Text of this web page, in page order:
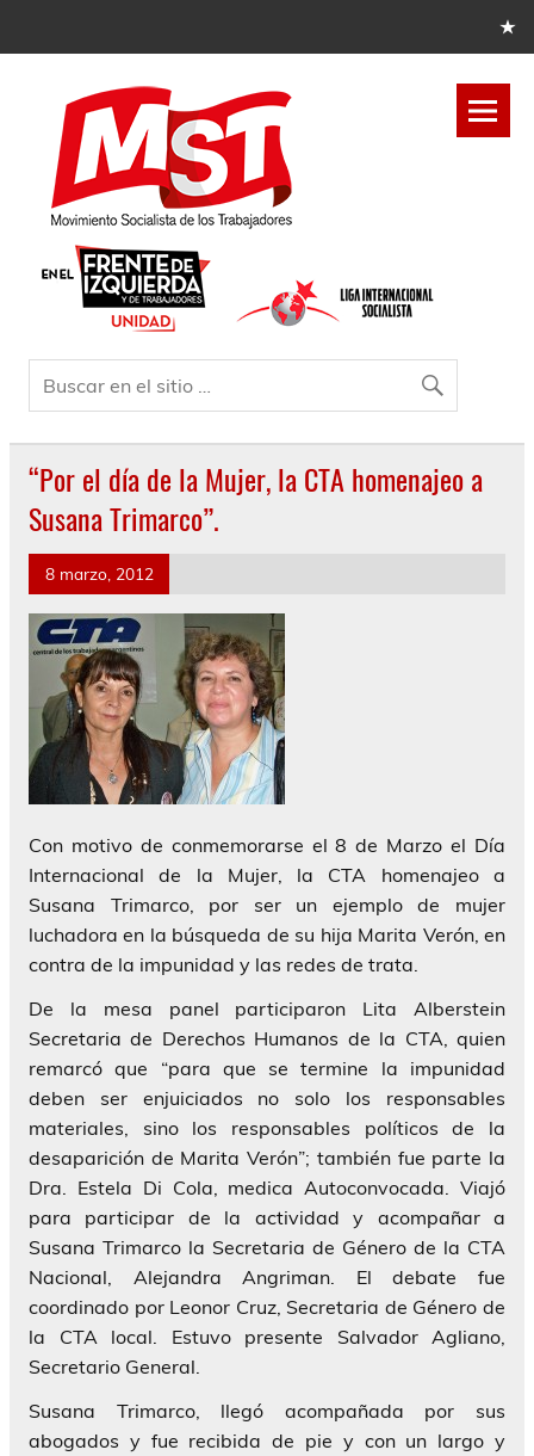
“Por el día de la Mujer, la CTA homenajeo a
Susana Trimarco”.
8 marzo, 2012
Con motivo de conmemorarse el 8 de Marzo el Día
Internacional de la Mujer, la CTA homenajeo a
Susana Trimarco, por ser un ejemplo de mujer
luchadora en la búsqueda de su hija Marita Verón, en
contra de la impunidad y las redes de trata.
De la mesa panel participaron Lita Alberstein
Secretaria de Derechos Humanos de la CTA, quien
remarcó que “para que se termine la impunidad
deben ser enjuiciados no solo los responsables
materiales, sino los responsables políticos de la
desaparición de Marita Verón”; también fue parte la
Dra. Estela Di Cola, medica Autoconvocada. Viajó
para participar de la actividad y acompañar a
Susana Trimarco la Secretaria de Género de la CTA
Nacional, Alejandra Angriman. El debate fue
coordinado por Leonor Cruz, Secretaria de Género de
la CTA local. Estuvo presente Salvador Agliano,
Secretario General.
Susana Trimarco, llegó acompañada por sus
abogados y fue recibida de pie y con un largo y